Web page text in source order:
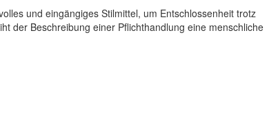
und eingängiges Stilmittel, um Entschlossenheit trotz
der Beschreibung einer Pflichthandlung eine menschliche